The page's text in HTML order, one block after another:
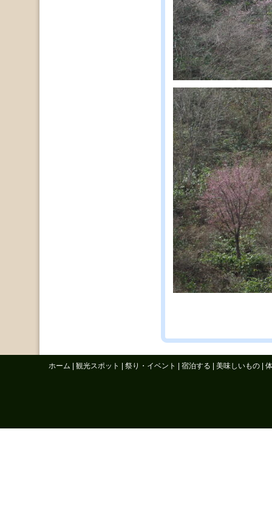
ホーム 観光スポット 祭り・イベント 宿泊する 美味しいもの